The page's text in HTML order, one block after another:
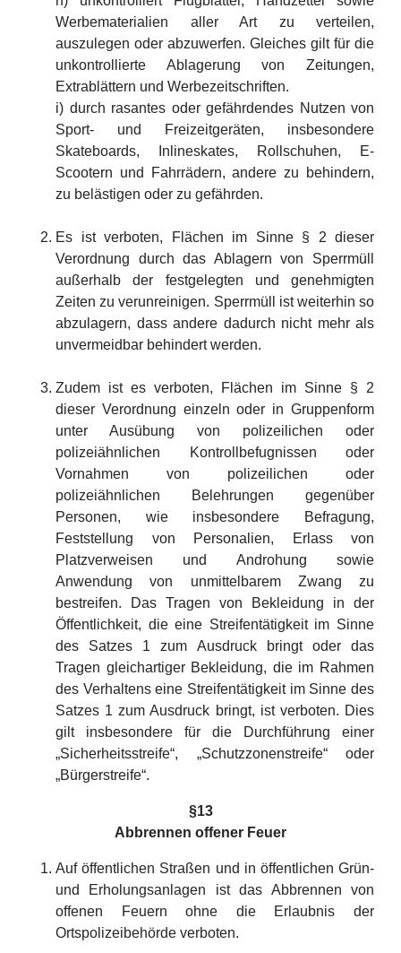
Werbematerialien aller Art zu verteilen,
auszulegen oder abzuwerfen. Gleiches gilt für die
unkontrollierte Ablagerung von Zeitungen,
Extrablättern und Werbezeitschriften.
i) durch rasantes oder gefährdendes Nutzen von
Sport- und Freizeitgeräten, insbesondere
Skateboards, Inlineskates, Rollschuhen, E-
Scootern und Fahrrädern, andere zu behindern,
zu belästigen oder zu gefährden.
Es ist verboten, Flächen im Sinne § 2 dieser
Verordnung durch das Ablagern von Sperrmüll
außerhalb der festgelegten und genehmigten
Zeiten zu verunreinigen. Sperrmüll ist weiterhin so
abzulagern, dass andere dadurch nicht mehr als
unvermeidbar behindert werden.
Zudem ist es verboten, Flächen im Sinne § 2
dieser Verordnung einzeln oder in Gruppenform
unter Ausübung von polizeilichen oder
polizeiähnlichen Kontrollbefugnissen oder
Vornahmen von polizeilichen oder
polizeiähnlichen Belehrungen gegenüber
Personen, wie insbesondere Befragung,
Feststellung von Personalien, Erlass von
Platzverweisen und Androhung sowie
Anwendung von unmittelbarem Zwang zu
bestreifen. Das Tragen von Bekleidung in der
Öffentlichkeit, die eine Streifentätigkeit im Sinne
des Satzes 1 zum Ausdruck bringt oder das
Tragen gleichartiger Bekleidung, die im Rahmen
des Verhaltens eine Streifentätigkeit im Sinne des
Satzes 1 zum Ausdruck bringt, ist verboten. Dies
gilt insbesondere für die Durchführung einer
„Sicherheitsstreife“, „Schutzzonenstreife“ oder
„Bürgerstreife“.
§13
Abbrennen offener Feuer
Auf öffentlichen Straßen und in öffentlichen Grün-
und Erholungsanlagen ist das Abbrennen von
offenen Feuern ohne die Erlaubnis der
Ortspolizeibehörde verboten.